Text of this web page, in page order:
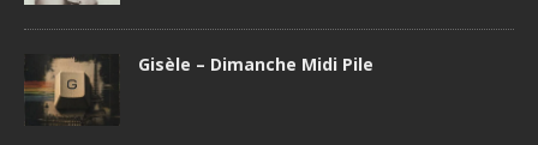
Gisèle – Dimanche Midi Pile